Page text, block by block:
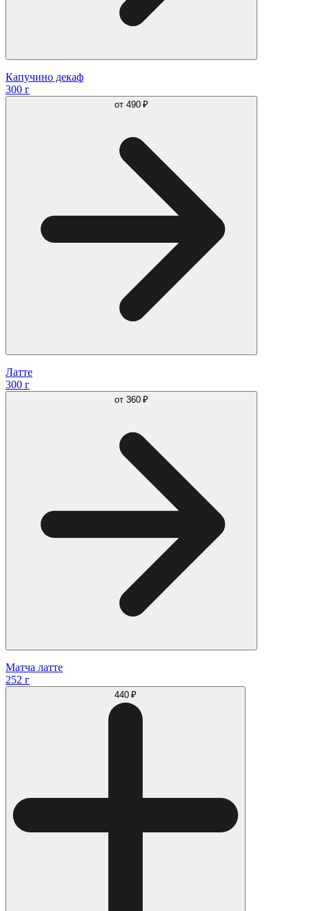
Капучино декаф
300 г
от 490 ₽
Латте
300 г
от 360 ₽
Матча латте
252 г
440 ₽